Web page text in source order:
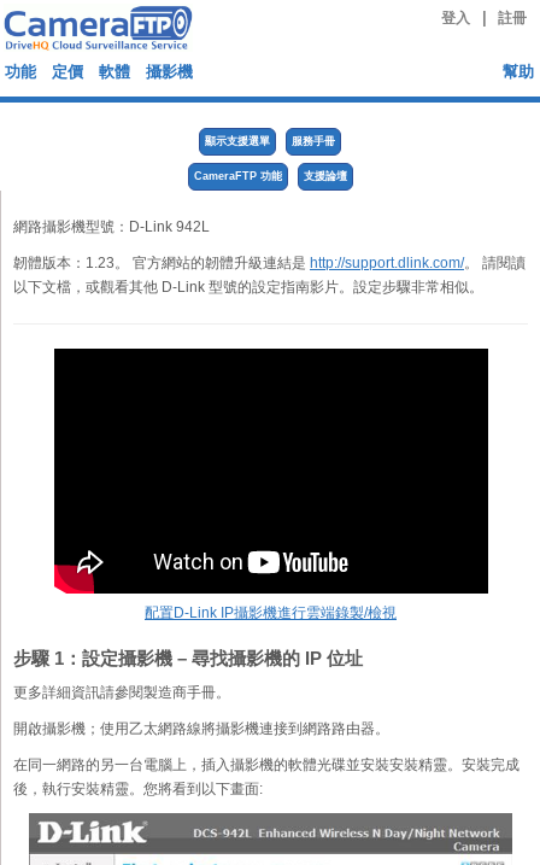
登入 註冊
功能 定價 軟體 攝影機 幫助
顯示支援選單 服務手冊
CameraFTP 功能 支援論壇
網路攝影機型號：D-Link 942L
韌體版本：1.23。 官方網站的韌體升級連結是 http://support.dlink.com/。 請閱讀
以下文檔，或觀看其他 D-Link 型號的設定指南影片。設定步驟非常相似。
配置D-Link IP攝影機進行雲端錄製/檢視
步驟 1：設定攝影機 – 尋找攝影機的 IP 位址
更多詳細資訊請參閱製造商手冊。
開啟攝影機；使用乙太網路線將攝影機連接到網路路由器。
在同一網路的另一台電腦上，插入攝影機的軟體光碟並安裝安裝精靈。安裝完成
後，執行安裝精靈。您將看到以下畫面: